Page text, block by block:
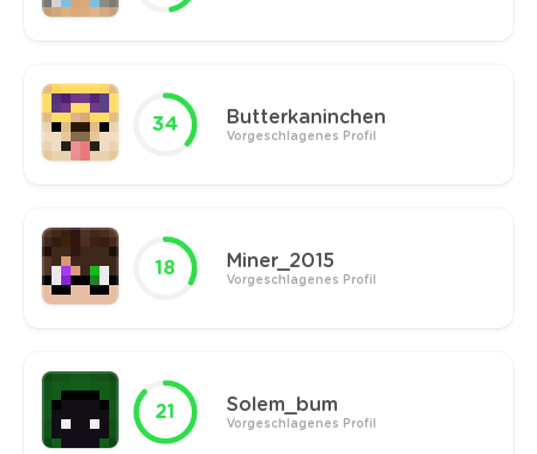
34 Butterkaninchen
Vorgeschlagenes Profil
18 Miner_2015
Vorgeschlagenes Profil
21 Solem_bum
Vorgeschlagenes Profil